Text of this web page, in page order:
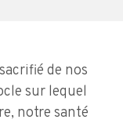
de nos
sur lequel
notre santé